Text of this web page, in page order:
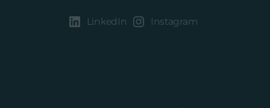
LinkedIn Instagram